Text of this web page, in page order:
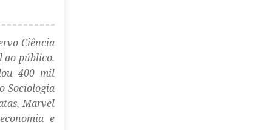
Ciência
ao público.
400 mil
Sociologia
Marvel
e